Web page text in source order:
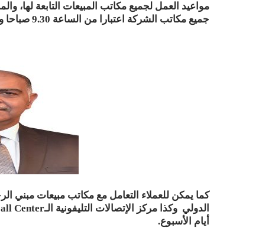
مواعيد العمل لجميع مكاتب المبيعات التابعة لها،
جميع مكاتب الشركة اعتبارا من الساعة 9.30 صباحا وحتى الساعة 4 مساء ماعدا يوم الجمعة.
أيام الأسبوع.